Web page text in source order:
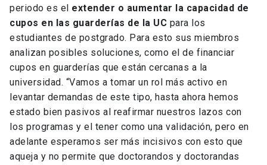
periodo es el extender o aumentar la capacidad de
cupos en las guarderías de la UC para los
estudiantes de postgrado. Para esto sus miembros
analizan posibles soluciones, como el de financiar
cupos en guarderías que están cercanas a la
universidad. “Vamos a tomar un rol más activo en
levantar demandas de este tipo, hasta ahora hemos
estado bien pasivos al reafirmar nuestros lazos con
los programas y el tener como una validación, pero en
adelante esperamos ser más incisivos con esto que
aqueja y no permite que doctorandos y doctorandas